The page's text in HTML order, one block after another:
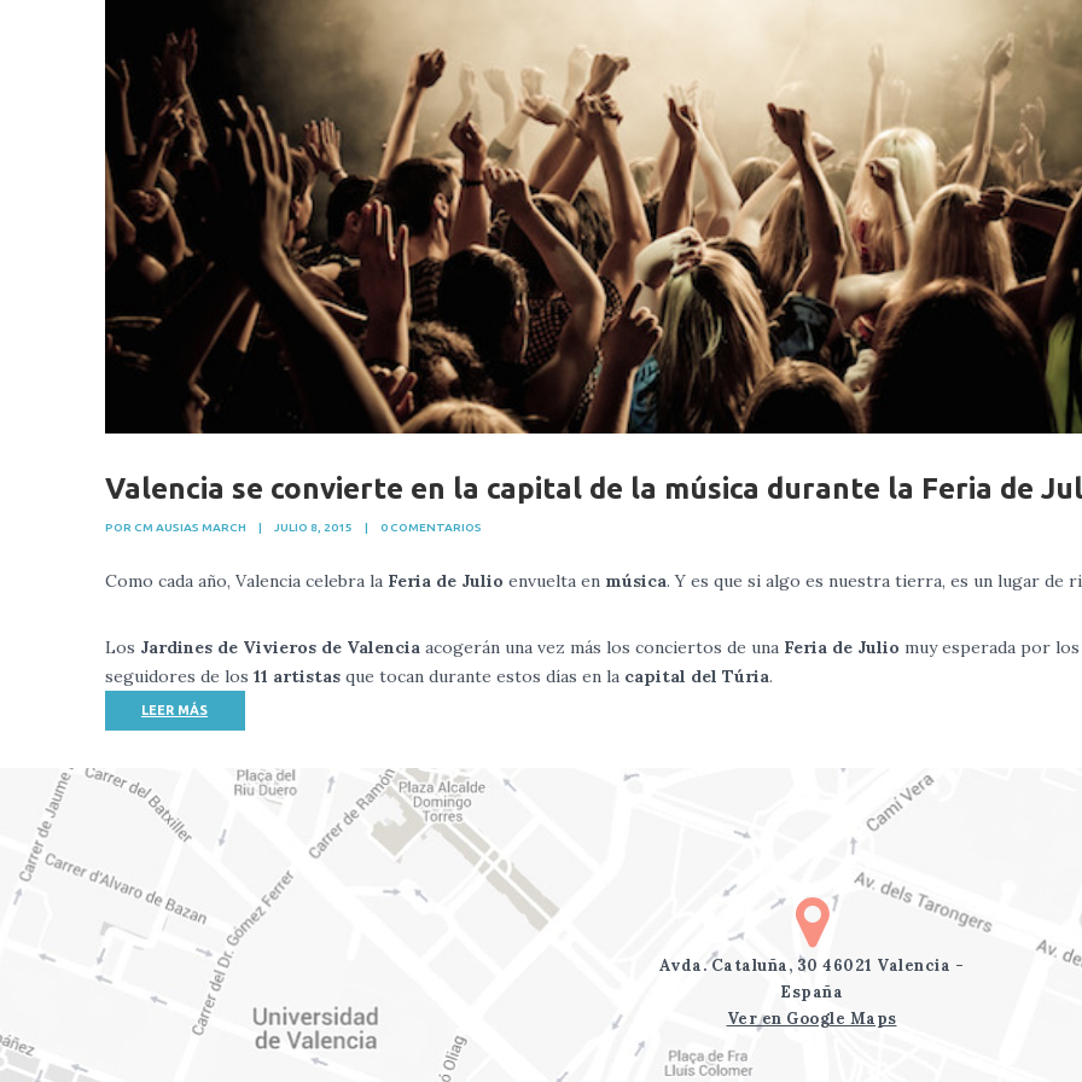
Valencia se convierte en la capital de la música durante la Feria de
POR CM AUSIAS MARCH | JULIO 8, 2015 | 0 COMENTARIOS
Como cada año, Valencia celebra la Feria de Julio envuelta en música. Y es que si algo es nuestra tierra, es un lugar de
Los Jardines de Vivieros de Valencia acogerán una vez más los conciertos de una Feria de Julio muy esperada por los
seguidores de los 11 artistas que tocan durante estos días en la capital del Túria.
LEER MÁS
Avda. Cataluña, 30 46021 Valencia -
España
Ver en Google Maps